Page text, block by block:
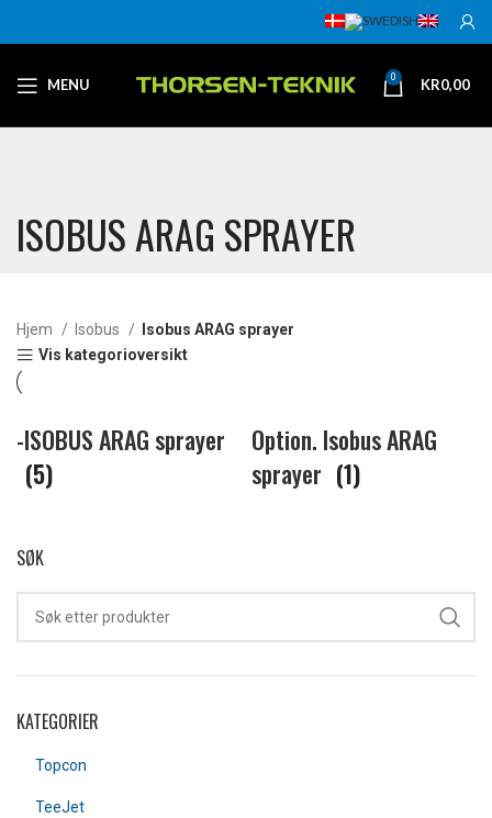
MENU 0 KR0,00
ISOBUS ARAG SPRAYER
SØK
KATEGORIER
Topcon
TeeJet
Hjem Isobus
Isobus ARAG sprayer
Vis kategorioversikt
-ISOBUS ARAG sprayer
(5)
Option. Isobus ARAG
sprayer (1)